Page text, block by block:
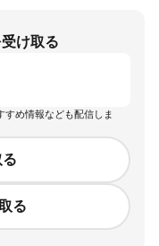
け取る
すめ情報なども配信しま
る